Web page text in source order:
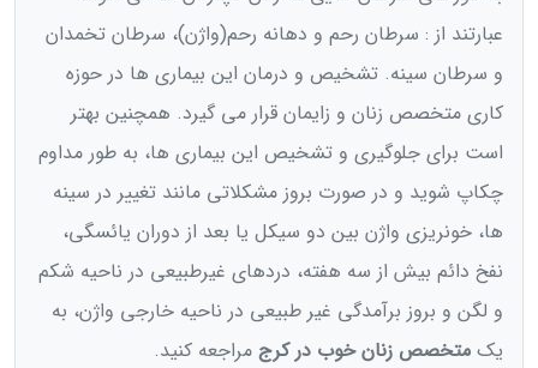
عبارتند از : سرطان رحم و دهانه رحم(واژن)، سرطان تخمدان
و سرطان سینه. تشخیص و درمان این بیماری ها در حوزه
کاری متخصص زنان و زایمان قرار می گیرد. همچنین بهتر
است برای جلوگیری و تشخیص این بیماری ها، به طور مداوم
چکاپ شوید و در صورت بروز مشکلاتی مانند تغییر در سینه
ها، خونریزی واژن بین دو سیکل یا بعد از دوران یائسگی،
نفخ دائم بیش از سه هفته، دردهای غیرطبیعی در ناحیه شکم
و لگن و بروز برآمدگی غیر طبیعی در ناحیه خارجی واژن، به
یک متخصص زنان خوب در کرج مراجعه کنید.